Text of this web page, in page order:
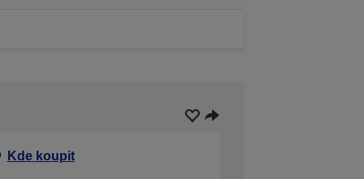
Kde koupit